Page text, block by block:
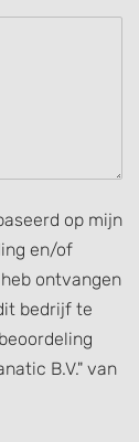
op mijn
en/of
ontvangen
bedrijf te
B.V." van